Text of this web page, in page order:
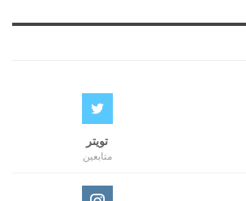
تويتر
متابعين